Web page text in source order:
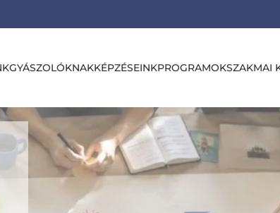
GYÁSZOLÓKNAKKÉPZÉSEINKPROGRAMOKSZAKMAI